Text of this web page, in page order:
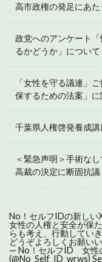
高市政権の発足にあ
政党へのアンケート
るかどうか」について
「女性を守る議連」
保するための法案」
千葉県人権啓発養成
＜緊急声明＞手術な
高裁の決定に断固抗議
No！セルフIDの新しい
女性の人権と安全が保
らも考え、行動していき
どうぞよろしくお願いい
— No！セルフID 女性
(@No_Self_ID_wrws)